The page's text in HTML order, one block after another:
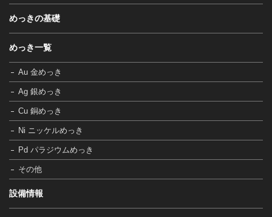
めっきの基礎
めっき一覧
Au 金めっき
Ag 銀めっき
Cu 銅めっき
Ni ニッケルめっき
Pd パラジウムめっき
その他
設備情報